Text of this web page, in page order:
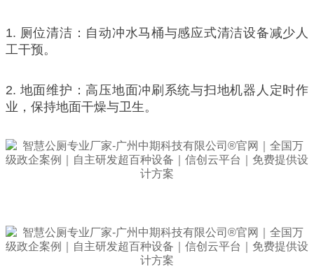
1. 厕位清洁：自动冲水马桶与感应式清洁设备减少人
工干预。
2. 地面维护：高压地面冲刷系统与扫地机器人定时作
业，保持地面干燥与卫生。